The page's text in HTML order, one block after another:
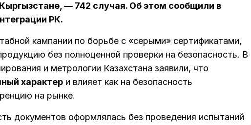
— 742 случая. Об этом сообщили в
РК.
кампании по борьбе с «серыми» сертификатами,
без полноценной проверки на безопасность. В
и метрологии Казахстана заявили, что
характер и влияет как на безопасность
на рынке.
документов оформлялась без проведения испытаний